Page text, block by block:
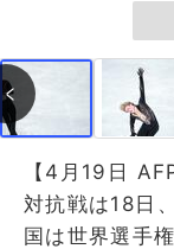
【4月19日
対抗戦は18日
国は世界選手